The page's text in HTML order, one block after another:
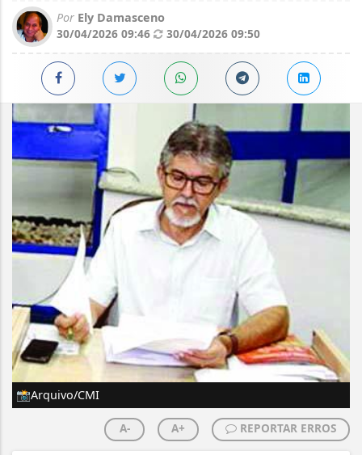
Por Ely Damasceno
30/04/2026 09:46
30/04/2026 09:50
📸Arquivo/CMI
A- A+ REPORTAR ERROS